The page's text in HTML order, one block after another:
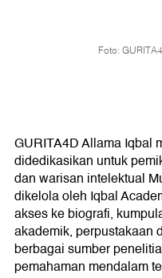
Foto:
GURITA4D Allama Iqbal
didedikasikan untuk
dan warisan intelektual
dikelola oleh Iqbal
akses ke biografi,
akademik, perpustakaan
berbagai sumber
pemahaman mendalam